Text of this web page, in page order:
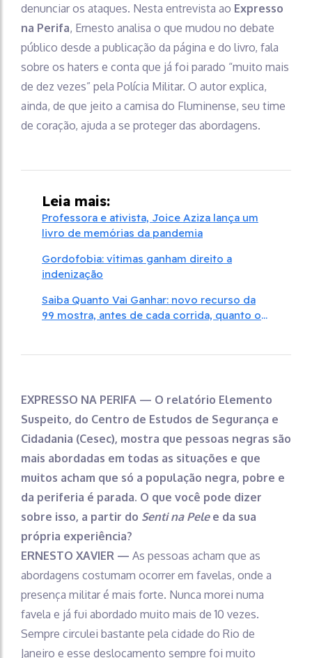
denunciar os ataques. Nesta entrevista ao Expresso
na Perifa, Ernesto analisa o que mudou no debate
público desde a publicação da página e do livro, fala
sobre os haters e conta que já foi parado “muito mais
de dez vezes” pela Polícia Militar. O autor explica,
ainda, de que jeito a camisa do Fluminense, seu time
de coração, ajuda a se proteger das abordagens.
Leia mais:
Professora e ativista, Joice Aziza lança um
livro de memórias da pandemia
Gordofobia: vítimas ganham direito a
indenização
Saiba Quanto Vai Ganhar: novo recurso da
99 mostra, antes de cada corrida, quanto o
EXPRESSO NA PERIFA — O relatório Elemento
Suspeito, do Centro de Estudos de Segurança e
Cidadania (Cesec), mostra que pessoas negras são
mais abordadas em todas as situações e que
muitos acham que só a população negra, pobre e
da periferia é parada. O que você pode dizer
sobre isso, a partir do Senti na Pelee da sua
própria experiência?
ERNESTO XAVIER — As pessoas acham que as
abordagens costumam ocorrer em favelas, onde a
presença militar é mais forte. Nunca morei numa
favela e já fui abordado muito mais de 10 vezes.
Sempre circulei bastante pela cidade do Rio de
Janeiro e esse deslocamento sempre foi muito